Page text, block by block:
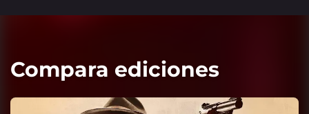
Compara ediciones